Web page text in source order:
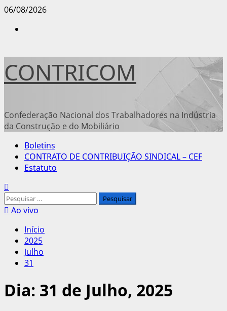
Avançar
06/08/2026
CONTRICOM
Confederação Nacional dos Trabalhadores na Indústria
da Construção e do Mobiliário
Menu
principal
Boletins
CONTRATO DE CONTRIBUIÇÃO SINDICAL – CEF
Estatuto
Pesquisar
por:Ao vivo
Início
2025
Julho
31
Dia: 31 de Julho, 2025